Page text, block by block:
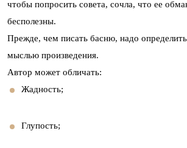
чтобы попросить совета, сочла, что ее
бесполезны.
Прежде, чем писать басню, надо
мыслью произведения.
Автор может обличать:
Жадность;
Глупость;